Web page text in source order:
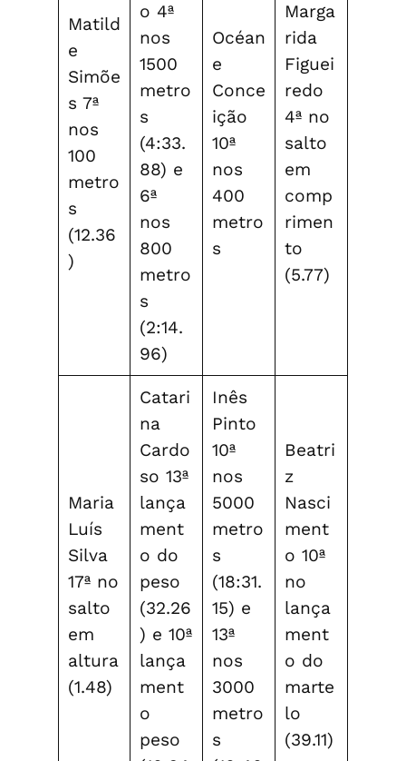
Matild
e
Simõe
s 7ª
nos
100
metro
s
(12.36
)
o 4ª
nos
1500
metro
s
(4:33.
88) e
6ª
nos
800
metro
s
(2:14.
96)
Océan
e
Conce
ição
10ª
nos
400
metro
s
Marga
rida
Figuei
redo
4ª no
salto
em
comp
rimen
to
(5.77)
Maria
Luís
Silva
17ª no
salto
em
altura
(1.48)
Catari
na
Cardo
so 13ª
lança
ment
o do
peso
(32.26
) e 10ª
lança
ment
o
peso
Inês
Pinto
10ª
nos
5000
metro
s
(18:31.
15) e
13ª
nos
3000
metro
s
Beatri
z
Nasci
ment
o 10ª
no
lança
ment
o do
marte
lo
(39.11)